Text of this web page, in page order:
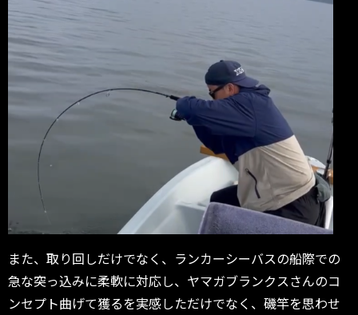
また、取り回しだけでなく、ランカーシーバスの船際での
急な突っ込みに柔軟に対応し、ヤマガブランクスさんのコ
ンセプト曲げて獲るを実感しただけでなく、磯竿を思わせ